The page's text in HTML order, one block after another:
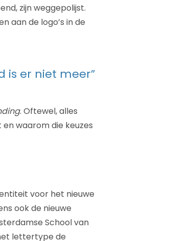
zijn weggepolijst.
aan de logo’s in de
is er niet meer”
. Oftewel, alles
waarom die keuzes
voor het nieuwe
ook de nieuwe
School van
lettertype de